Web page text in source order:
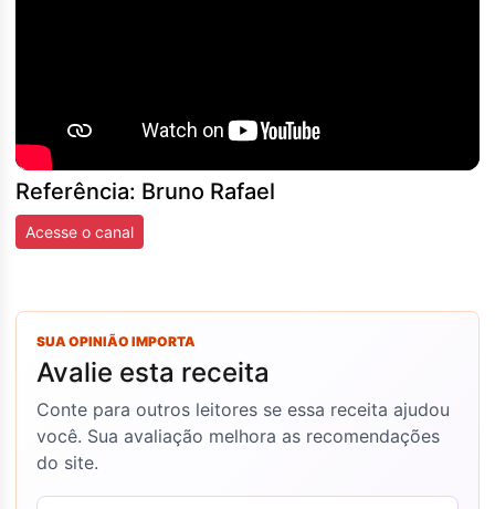
Referência: Bruno Rafael
Acesse o canal
SUA OPINIÃO IMPORTA
Avalie esta receita
Conte para outros leitores se essa receita ajudou
você. Sua avaliação melhora as recomendações
do site.